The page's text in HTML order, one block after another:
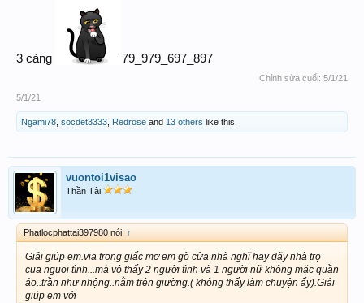
3 càng 79_979_697_897
Chỉnh sửa cuối: 5/1/21
5/1/21
Ngami78 socdet3333 Redrose and 13 others like this.
vuontoi1visao
Thần Tài
Phatlocphattai397980 nói: ↑
Giải giúp em.via trong giấc mơ em gõ cửa nhà nghĩ hay dãy nhà trọ
cua nguoi tình...mà vô thấy 2 người tình và 1 người nữ không mặc quần
áo..trần như nhộng..nằm trên giường.( không thấy làm chuyện ấy).Giải
giúp em với